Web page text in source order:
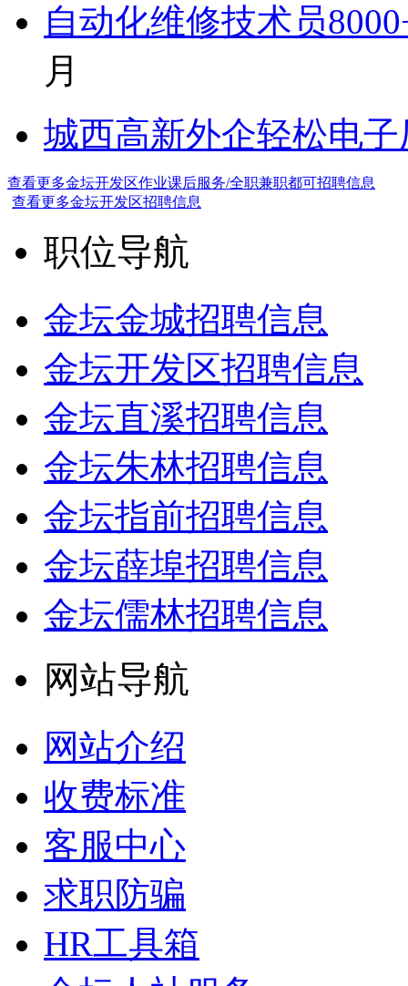
自动化维修技术员
月
城西高新外企轻松电子
查看更多金坛开发区作业课后服务/全职兼职都可招聘信息
查看更多金坛开发区招聘信息
职位导航
金坛金城招聘信息
金坛开发区招聘信息
金坛直溪招聘信息
金坛朱林招聘信息
金坛指前招聘信息
金坛薛埠招聘信息
金坛儒林招聘信息
网站导航
网站介绍
收费标准
客服中心
求职防骗
HR工具箱